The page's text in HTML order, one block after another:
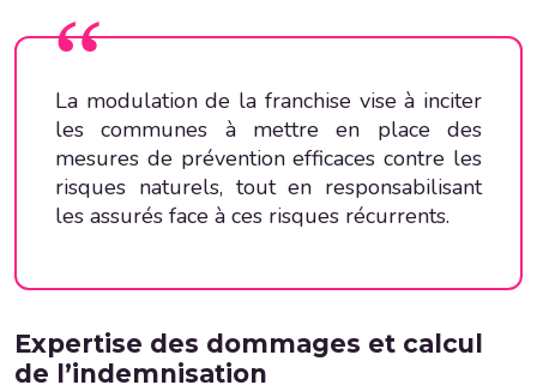
La modulation de la franchise vise à inciter
les communes à mettre en place des
mesures de prévention efficaces contre les
risques naturels, tout en responsabilisant
les assurés face à ces risques récurrents.
Expertise des dommages et calcul
de l’indemnisation